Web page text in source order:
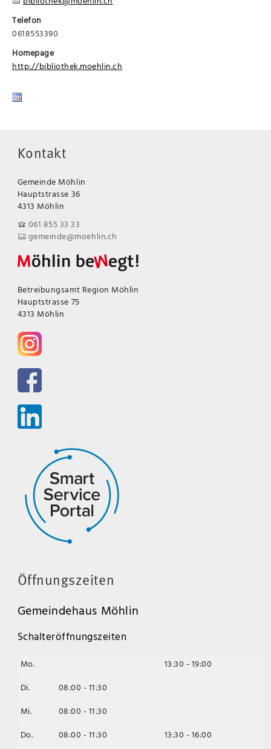
Telefon
0618553390
Homepage
http://bibliothek.moehlin.ch
Kontakt
Gemeinde Möhlin
Hauptstrasse 36
4313 Möhlin
061 855 33 33
gemeinde@moehlin.ch
Betreibungsamt Region Möhlin
Hauptstrasse 75
4313 Möhlin
Öffnungszeiten
Gemeindehaus Möhlin
Schalteröffnungszeiten
Mo.
13:30 - 19:00
Di.
08:00 - 11:30
Mi.
08:00 - 11:30
Do.
08:00 - 11:30
13:30 - 16:00